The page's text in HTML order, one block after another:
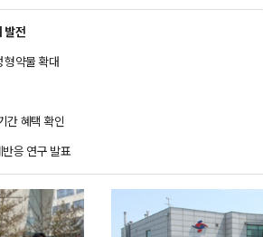
발전
형약물 확대
간 혜택 확인
응 연구 발표